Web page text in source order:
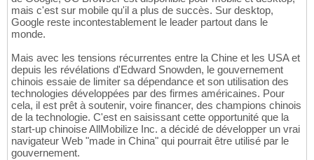
mais c'est sur mobile qu'il a plus de succès. Sur desktop,
Google reste incontestablement le leader partout dans le
monde.
Mais avec les tensions récurrentes entre la Chine et les USA et
depuis les révélations d'Edward Snowden, le gouvernement
chinois essaie de limiter sa dépendance et son utilisation des
technologies développées par des firmes américaines. Pour
cela, il est prêt à soutenir, voire financer, des champions chinois
de la technologie. C'est en saisissant cette opportunité que la
start-up chinoise AllMobilize Inc. a décidé de développer un vrai
navigateur Web "made in China" qui pourrait être utilisé par le
gouvernement.